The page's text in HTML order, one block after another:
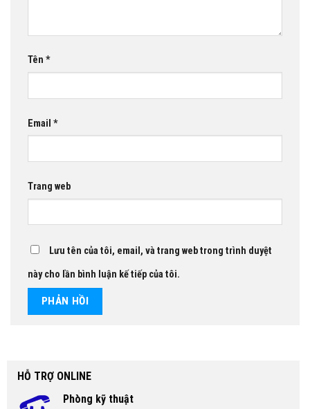
Tên *
Email *
Trang web
Lưu tên của tôi, email, và trang web trong trình duyệt
này cho lần bình luận kế tiếp của tôi.
HỖ TRỢ ONLINE
Phòng kỹ thuật